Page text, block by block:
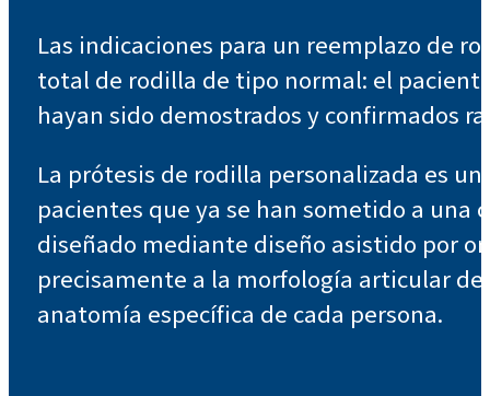
Las indicaciones para un reemplazo de
total de rodilla de tipo normal: el
hayan sido demostrados y confirmados
La prótesis de rodilla personalizada es
pacientes que ya se han sometido a
diseñado mediante diseño asistido por
precisamente a la morfología articular
anatomía específica de cada persona.